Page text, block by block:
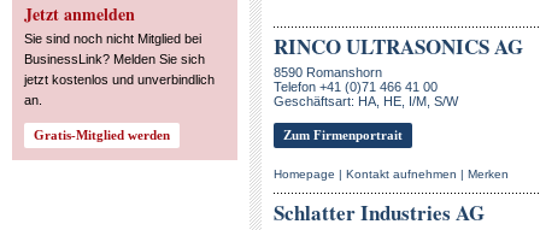
Jetzt anmelden
Sie sind noch nicht Mitglied bei
BusinessLink? Melden Sie sich
jetzt kostenlos und unverbindlich
an.
RINCO ULTRASONICS AG
8590 Romanshorn
Telefon +41 (0)71 466 41 00
Geschäftsart: HA, HE, I/M, S/W
Zum Firmenportrait
Homepage | Kontakt aufnehmen | Merken
Schlatter Industries AG